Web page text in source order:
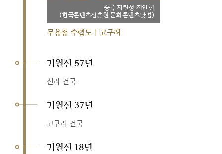
중국 지린성 지안현
(한국콘텐츠진흥원 문화콘텐츠닷컴)
무용총 수렵도 | 고구려
기원전 57년
신라 건국
기원전 37년
고구려 건국
기원전 18년